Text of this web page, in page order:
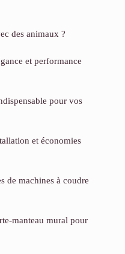
des animaux ?
et performance
pour vos
et économies
de machines à coudre
manteau mural pour